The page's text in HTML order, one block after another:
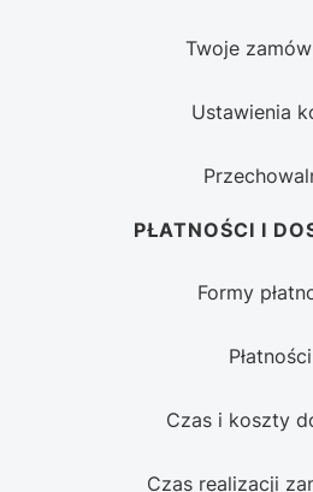
Twoje
Ustawienia
PŁATNOŚCI I
Formy
Płatności
Czas i koszty
Czas realizacji